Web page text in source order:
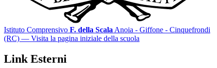
Istituto Comprensivo F. della Scala Anoia - Giffone - Cinquefrondi
(RC) — Visita la pagina iniziale della scuola
Link Esterni